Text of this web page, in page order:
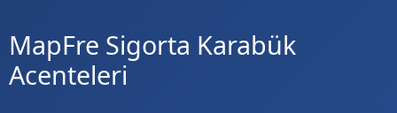
MapFre Sigorta Karabük
Acenteleri